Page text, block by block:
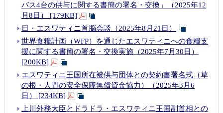
志水大使によるムスワティ3世国王への信任状捧呈（2025年7月29日）（提供：エスワティニ政府）
バス4台の供与に関する書簡の署名・交換」（2025年12
月8日） [179KB]
日・エスワティニ首脳会談（2025年8月21日）
世界食糧計画（WFP）を通じたエスワティニへの食糧支
援に関する書簡の署名・交換実施（2025年7月30日）
[200KB]
エスワティニ王国所在被供与団体との契約書署名式（草
の根・人間の安全保障無償資金協力）（2025年3月6
日） [234KB]
上川外務大臣とドラドラ・エスワティニ王国副首相との